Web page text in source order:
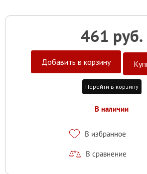
461 руб.
Добавить в корзину
Перейти в корзину
В наличии
В избранное
В сравнение